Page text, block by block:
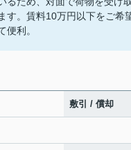
す。賃料10万円以下をご
便利。
敷引 / 償却